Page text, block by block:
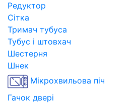
Редуктор
Сітка
Тримач тубуса
Тубус і штовхач
Шестерня
Шнек
Мікрохвильова піч
Гачок двері